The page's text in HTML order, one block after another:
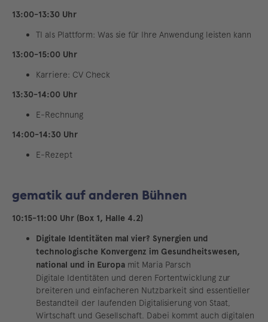
13:00-13:30 Uhr
TI als Plattform: Was sie für Ihre Anwendung leisten kann
13:00-15:00 Uhr
Karriere: CV Check
13:30-14:00 Uhr
E-Rechnung
14:00-14:30 Uhr
E-Rezept
gematik auf anderen Bühnen
10:15-11:00 Uhr (Box 1, Halle 4.2)
Digitale Identitäten mal vier? Synergien und
technologische Konvergenz im Gesundheitswesen,
national und in Europa mit Maria Parsch
Digitale Identitäten und deren Fortentwicklung zur
breiteren und einfacheren Nutzbarkeit sind essentieller
Bestandteil der laufenden Digitalisierung von Staat,
Wirtschaft und Gesellschaft. Dabei kommt auch digitalen